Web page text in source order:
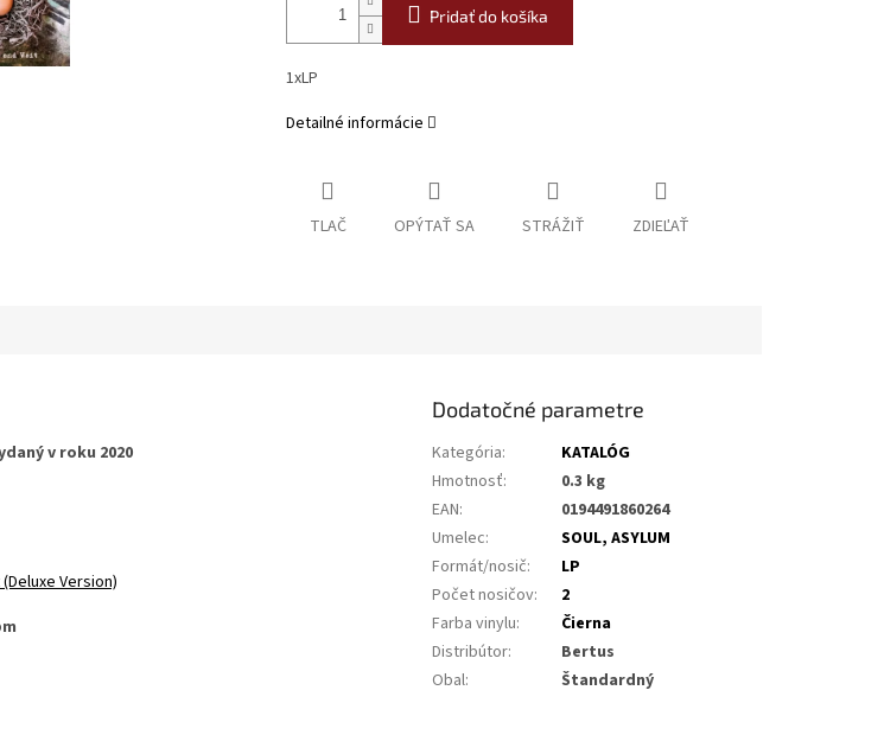
Pridať do košíka
1xLP
Detailné informácie
TLAČ OPÝTAŤ SA STRÁŽIŤ ZDIEĽAŤ
v roku 2020
Version)
Dodatočné parametre
Kategória:
KATALÓG
Hmotnosť:
0.3 kg
EAN:
0194491860264
Umelec:
SOUL, ASYLUM
Formát/nosič:
LP
Počet nosičov:
2
Farba vinylu:
Čierna
Distribútor:
Bertus
Obal: Štandardný